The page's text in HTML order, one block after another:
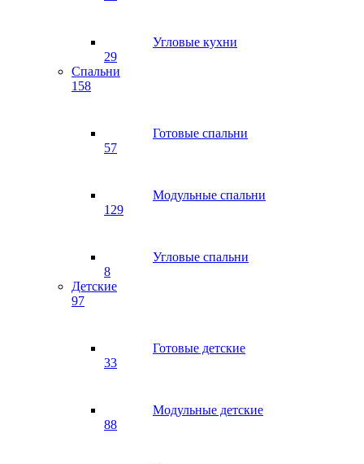
Угловые кухни
29
Спальни
158
Готовые спальни
57
Модульные спальни
129
Угловые спальни
8
Детские
97
Готовые детские
33
Модульные детские
88